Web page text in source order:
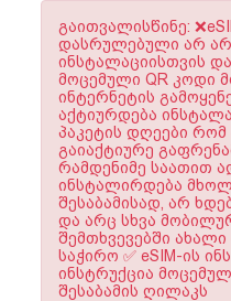
გაითვალისწინე:
დასრულებული არ
ინსტალაციისთვის
მოცემული QR კოდი
ინტერნეტის
აქტიურდება
პაკეტის დღეები
გაიაქტიურე
რამდენიმე საათით
ინსტალირდება
შესაბამისად, არ
და არც სხვა
შემთხვევებში
საჭირო ✅ eSIM-ის
ინსტრუქცია
შესაბამის ღილაკს